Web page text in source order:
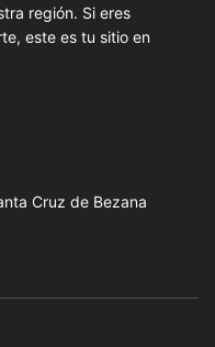
región. Si eres
este es tu sitio en
Cruz de Bezana